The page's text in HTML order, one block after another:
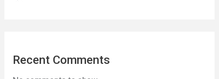
Recent Comments